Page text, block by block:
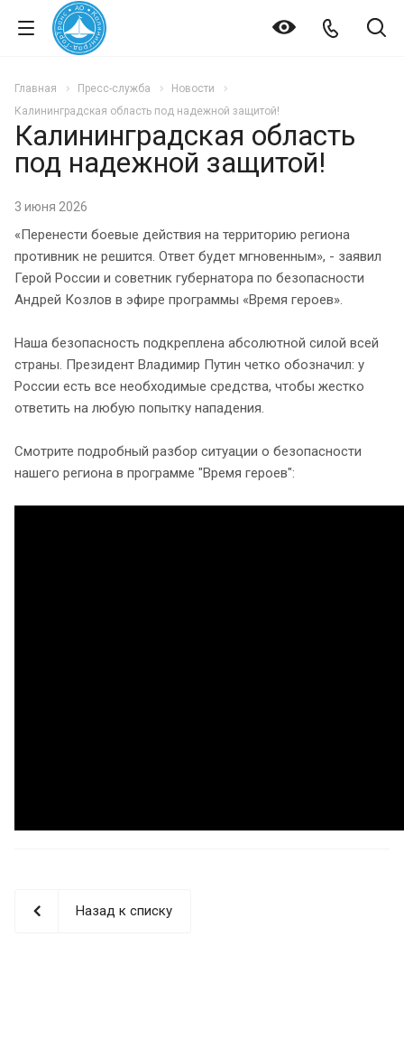
Главная Пресс-служба
Новости
Калининградская область под надежной защитой!
Калининградская область
под надежной защитой!
3 июня 2026
«Перенести боевые действия на территорию региона
противник не решится. Ответ будет мгновенным», - заявил
Герой России и советник губернатора по безопасности
Андрей Козлов в эфире программы «Время героев».
Наша безопасность подкреплена абсолютной силой всей
страны. Президент Владимир Путин четко обозначил: у
России есть все необходимые средства, чтобы жестко
ответить на любую попытку нападения.
Смотрите подробный разбор ситуации о безопасности
нашего региона в программе "Время героев":
Назад к списку